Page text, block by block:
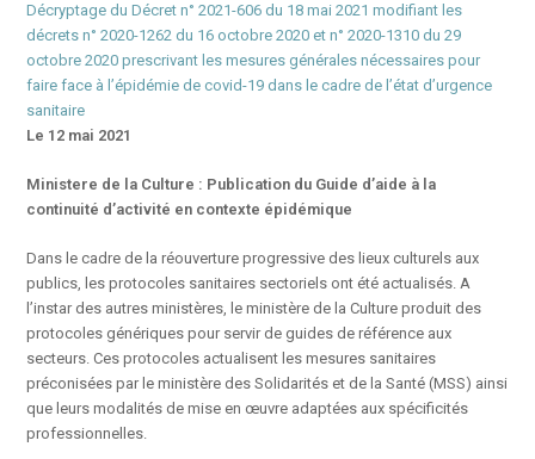
Décryptage du Décret n° 2021-606 du 18 mai 2021 modifiant les
décrets n° 2020-1262 du 16 octobre 2020 et n° 2020-1310 du 29
octobre 2020 prescrivant les mesures générales nécessaires pour
faire face à l’épidémie de covid-19 dans le cadre de l’état d’urgence
sanitaire
Le 12 mai 2021
Ministere de la Culture : Publication du Guide d’aide à la
continuité d’activité en contexte épidémique
Dans le cadre de la réouverture progressive des lieux culturels aux
publics, les protocoles sanitaires sectoriels ont été actualisés. A
l’instar des autres ministères, le ministère de la Culture produit des
protocoles génériques pour servir de guides de référence aux
secteurs. Ces protocoles actualisent les mesures sanitaires
préconisées par le ministère des Solidarités et de la Santé (MSS) ainsi
que leurs modalités de mise en œuvre adaptées aux spécificités
professionnelles.